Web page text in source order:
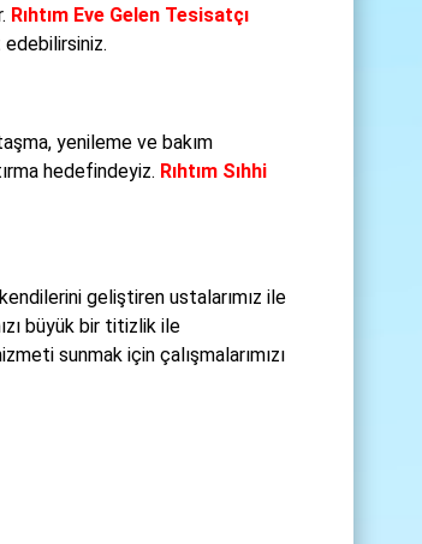
Rıhtım Eve Gelen Tesisatçı
yenileme ve bakım
hedefindeyiz. Rıhtım Sıhhi
geliştiren ustalarımız ile
büyük bir titizlik ile
sunmak için çalışmalarımızı